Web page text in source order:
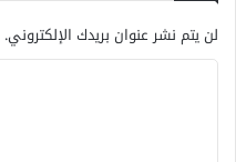
لن يتم نشر عنوان بريدك الإلكتروني.